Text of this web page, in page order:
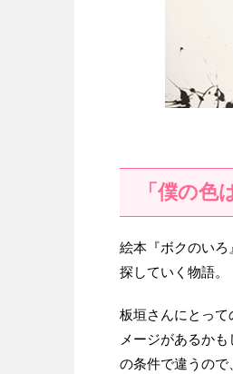
「僕の
絵本『ボクのい
探していく物語。
板垣さんにとっ
メージがあるか
の条件で違うの